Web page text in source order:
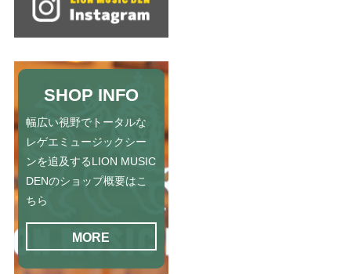
SHOP INFO
幅広い視野でトータルな
レゲエミュージックシー
ンを追及するLION MUSIC
DENのショップ概要はこ
ちら
MORE